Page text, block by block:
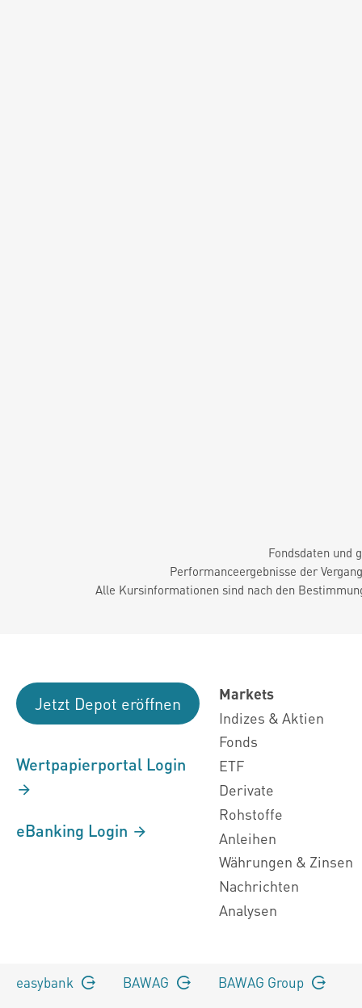
Fondsdaten und
Performanceergebnisse der
Alle Kursinformationen sind nach den
Jetzt Depot eröffnen
Wertpapierportal Login
eBanking Login
Markets
Indizes & Aktien
Fonds
ETF
Derivate
Rohstoffe
Anleihen
Währungen & Zinsen
Nachrichten
Analysen
easybank BAWAG BAWAG Group